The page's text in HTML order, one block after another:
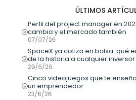
ÚLTIMOS
Perfil del project manager en
cambia y el mercado también
07/07/26
SpaceX ya cotiza en bolsa: qué
de la historia a cualquier inversor
29/6/26
Cinco videojuegos que te
un emprendedor
23/6/26